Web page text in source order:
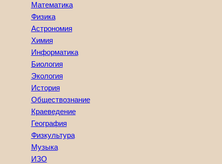
Математика
Физика
Астрономия
Химия
Информатика
Биология
Экология
История
Обществознание
Краеведение
География
Физкультура
Музыка
ИЗО